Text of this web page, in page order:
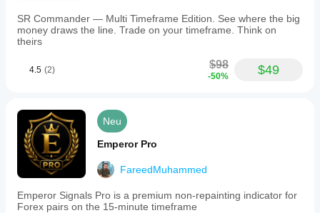
SR Commander — Multi Timeframe Edition. See where the big
money draws the line. Trade on your timeframe. Think on
theirs
4.5 (2) $98
-50% $49
Neu
Emperor Pro
FareedMuhammed
Emperor Signals Pro is a premium non-repainting indicator for
Forex pairs on the 15-minute timeframe